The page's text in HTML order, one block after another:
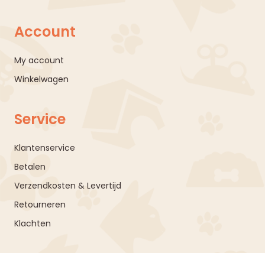
Account
My account
Winkelwagen
Service
Klantenservice
Betalen
Verzendkosten & Levertijd
Retourneren
Klachten